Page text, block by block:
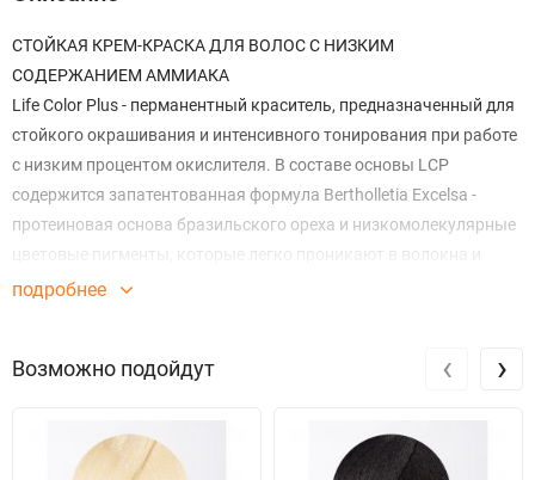
СТОЙКАЯ КРЕМ-КРАСКА ДЛЯ ВОЛОС С НИЗКИМ
СОДЕРЖАНИЕМ АММИАКА
Life Color Plus - перманентный краситель, предназначенный для
стойкого окрашивания и интенсивного тонирования при работе
с низким процентом окислителя. В составе основы LCP
содержится запатентованная формула Bertholletia Excelsa -
протеиновая основа бразильского ореха и низкомолекулярные
цветовые пигменты, которые легко проникают в волокна и
создают устойчивые соединения с протеином волоса, помогая
на волосах и коже головы.
Олигопепдиты глубоко проникают через кутикулу в волокно
подробнее
Возможно подойдут ‹ ›